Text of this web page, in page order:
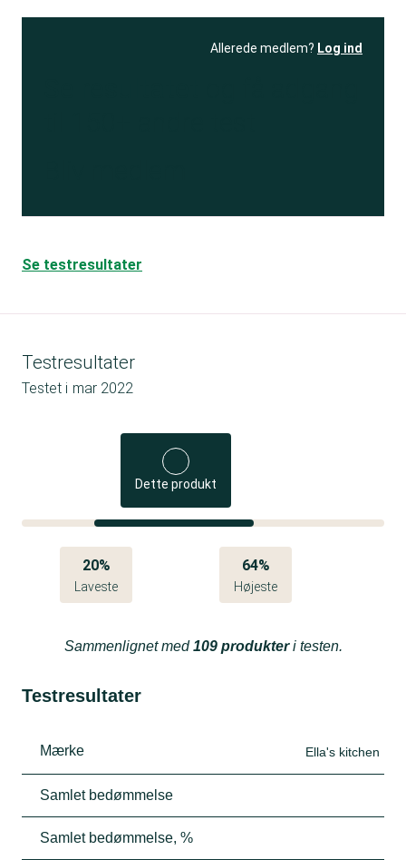
Allerede medlem? Log ind
Se testresultater
Testresultater
Testet i mar 2022
Dette produkt
20%
Laveste
64%
Højeste
Sammenlignet med109 produkteri testen.
Testresultater
Mærke Ella's kitchen
Samlet bedømmelse
Samlet bedømmelse, %